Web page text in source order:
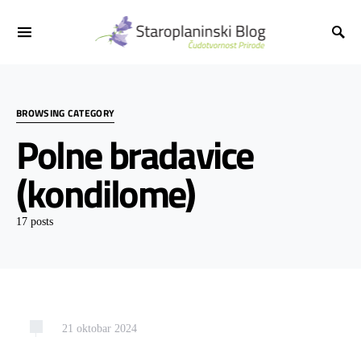
BROWSING CATEGORY
Polne bradavice
(kondilome)
17 posts
21 oktobar 2024